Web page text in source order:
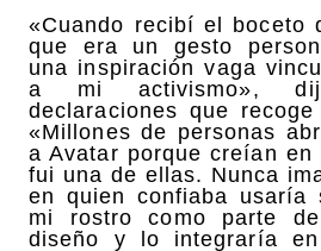
«Cuando recibí el boceto
que era un gesto
una inspiración vaga
a mi activismo»,
declaraciones que
«Millones de personas
a Avatar porque creían
fui una de ellas. Nunca
en quien confiaba usaría
mi rostro como parte
diseño y lo integraría